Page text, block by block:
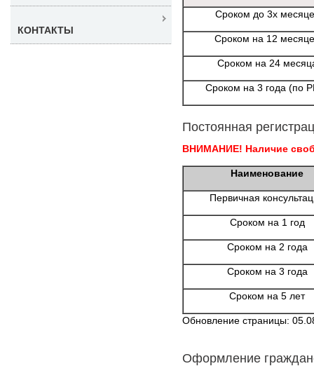
Сроком до 3х
Сроком на 12
Сроком на 24
Сроком на 3 года (по
Постоянная
ВНИМАНИЕ! Наличие
Наименование
Первичная
Сроком на 1 год
Сроком на 2 года
Сроком на 3 года
Сроком на 5 лет
Обновление страницы:
Оформление
КОНТАКТЫ